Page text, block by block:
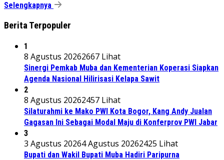
Selengkapnya
Berita Terpopuler
1
8 Agustus 20262667 Lihat
Sinergi Pemkab Muba dan Kementerian Koperasi Siapkan
Agenda Nasional Hilirisasi Kelapa Sawit
2
8 Agustus 20262457 Lihat
Silaturahmi ke Mako PWI Kota Bogor, Kang Andy Jualan
Gagasan Ini Sebagai Modal Maju di Konferprov PWI Jabar
3
3 Agustus 20264 Agustus 20262425 Lihat
Bupati dan Wakil Bupati Muba Hadiri Paripurna